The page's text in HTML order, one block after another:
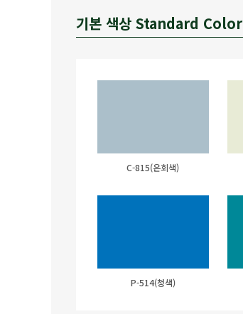
기본 색상 Standard Color
C-815(은회색)
P-514(청색)